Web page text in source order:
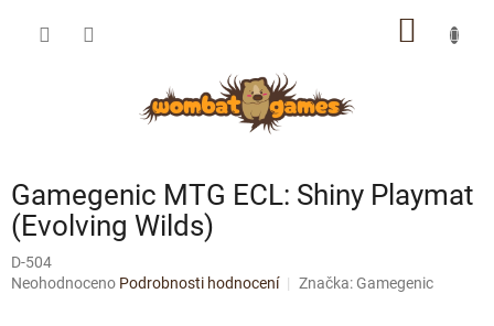
Gamegenic MTG ECL: Shiny Playmat
(Evolving Wilds)
D-504
Průměrné
Neohodnoceno Podrobnosti hodnocení Značka: Gamegenic